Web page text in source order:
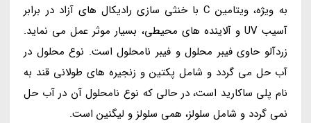
به ویژه، ویتامین C با خنثی سازی رادیکال های آزاد در برابر
آسیب UV و آلاینده های محیطی، بسیار موثر عمل می نماید.
زردآلو حاوی فیبر محلول و فیبر نامحلول است. نوع محلول در
آب حل می گردد و شامل پکتین و زنجیره های طولانی قند به
نام پلی ساکارید است، در حالی که نوع نامحلول آن در آب حل
نمی گردد و شامل سلولز، همی سلولز و لیگنین است.